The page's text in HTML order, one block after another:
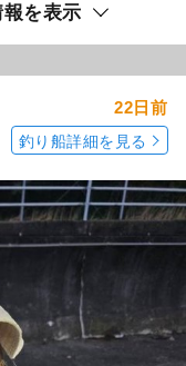
を表示
22日前
釣り船詳細を見る